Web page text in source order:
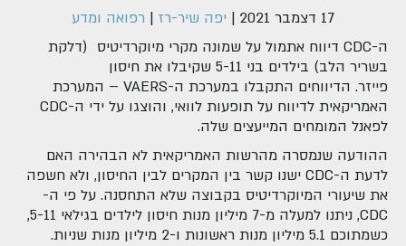
17 דצמבר 2021
| יפה שיר-רז | רפואה ומדע
ה-CDC דיווח אתמול על שמונה מקרי מיוקרדיטיס (דלקת
בשריר הלב) בילדים בני 5-11 שקיבלו את חיסון
פייזר. הדיווחים התקבלו במערכת ה-VAERS – המערכת
האמריקאית לדיווח על תופעות לוואי, והוצגו על ידי ה-CDC
לפאנל המומחים המייעצים שלה.
ההודעה שנמסרה מהרשות האמריקאית לא הבהירה האם
לדעת ה-CDC ישנו קשר בין המקרים לבין החיסון, ולא חשפה
את שיעורי המיוקרדיטיס בקבוצה שלא התחסנה. על פי ה-
CDC, ניתנו למעלה מ-7 מיליון מנות חיסון לילדים בגילאי 5-11,
כשמתוכם 5.1 מיליון מנות ראשונות ו-2 מיליון מנות שניות.